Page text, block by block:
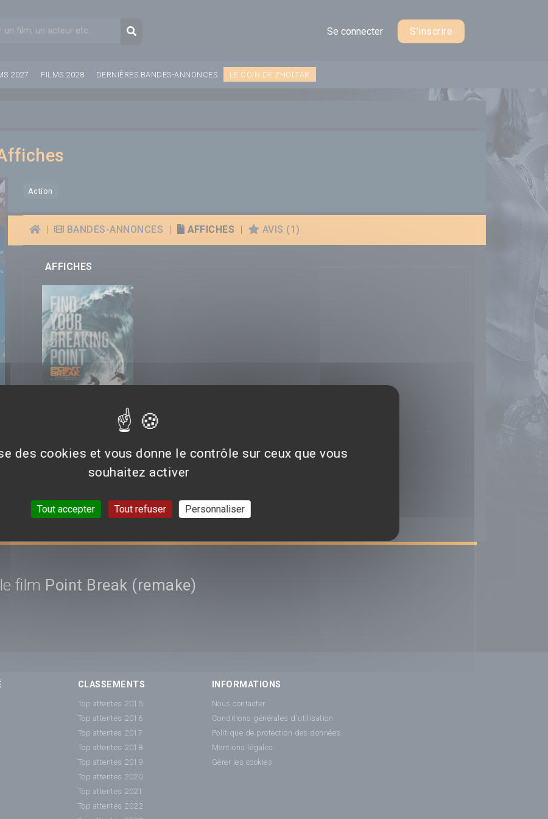
de rechercheRecherche
Se connecter S'inscrire
2027 FILMS 2028 DERNIÈRES BANDES-ANNONCES LE COIN DE ZHOLTAR
Action
BANDES-ANNONCES AFFICHES AVIS (1)
AFFICHES
PHOTOS
© Toutes les affiches et images de ce film appartiennent à : Alcon Entertainment
film Point Break (remake)
CLASSEMENTS
Top attentes 2015
Top attentes 2016
Top attentes 2017
Top attentes 2018
Top attentes 2019
Top attentes 2020
Top attentes 2021
Top attentes 2022
INFORMATIONS
Nous contacter
Conditions générales d'utilisation
Politique de protection des données
Mentions légales
Gérer les cookies
des cookies et vous donne le contrôle sur ceux que vous
souhaitez activer
Tout accepter Tout refuser Personnaliser